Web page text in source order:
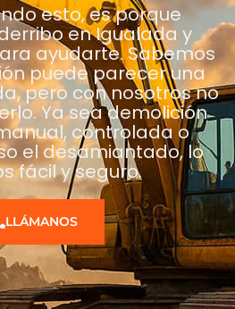
esto, es porque
en Igualada y
ayudarte. Sabemos
puede parecer una
pero con nosotros no
Ya sea demolición
controlada o
el desamiantado, lo
fácil y seguro.
LLÁMANOS